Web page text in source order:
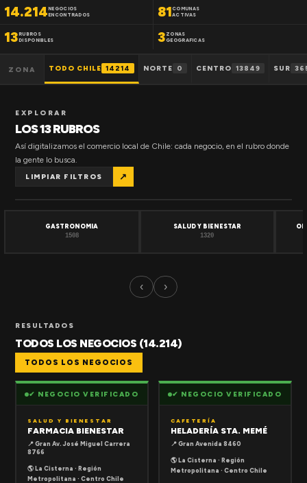
14.214NEGOCIOS
ENCONTRADOS
81 COMUNAS
ACTIVAS
13RUBROS
DISPONIBLES
3 ZONAS
GEOGRAFICAS
ZONA TODO CHILE 14214 NORTE 0 CENTRO 13849 SUR
EXPLORAR
LOS 13 RUBROS
Así digitalizamos el comercio local de Chile: cada negocio, en el rubro donde
la gente lo busca.
LIMPIAR FILTROS ↗
GASTRONOMIA
1508
SALUD Y BIENESTAR
1320
‹ ›
RESULTADOS
TODOS LOS NEGOCIOS (14.214)
TODOS LOS NEGOCIOS
✔ NEGOCIO VERIFICADO
SALUD Y BIENESTAR
FARMACIA BIENESTAR
📍 Gran Av. José Miguel Carrera
8766
🌎 La Cisterna · Región
Metropolitana · Centro Chile
✔ NEGOCIO VERIFICADO
CAFETERÍA
HELADERÍA STA. MEMÉ
📍 Gran Avenida 8460
🌎 La Cisterna · Región
Metropolitana · Centro Chile